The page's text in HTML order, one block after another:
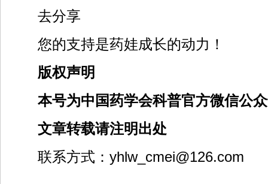
去分享
您的支持是药娃成长的动力！
版权声明
本号为中国药学会科普官方微信公
文章转载请注明出处
联系方式：yhlw_cmei@126.com